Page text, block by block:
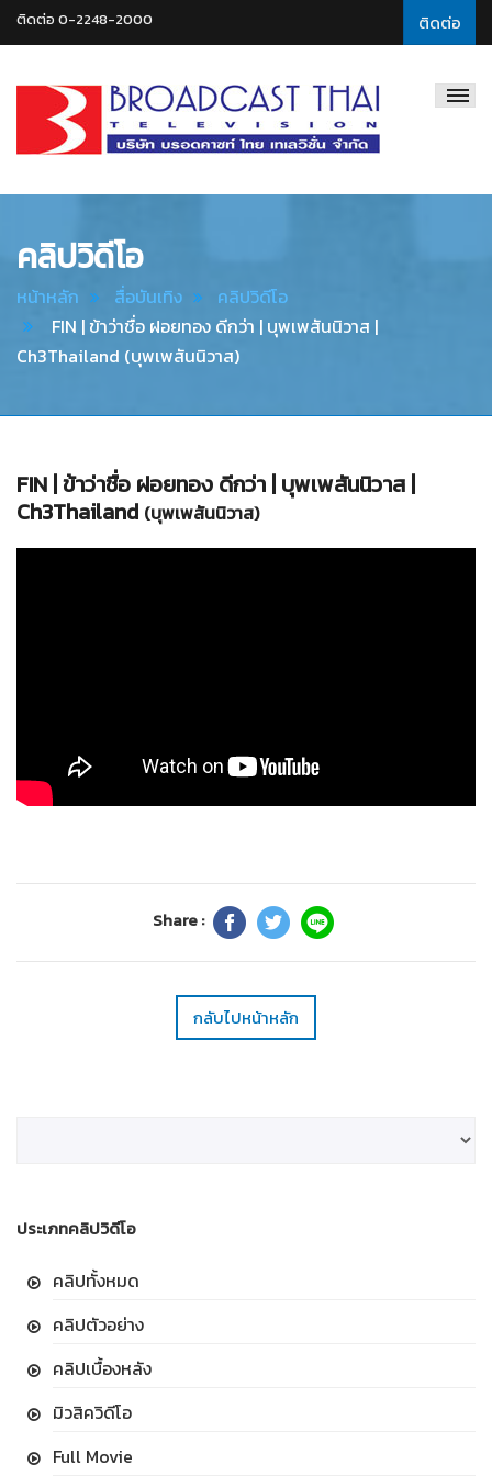
ติดต่อ
ติดต่อ 0-2248-2000
Thai
คลิปวิดีโอ
หน้าหลัก สื่อบันเทิง
คลิปวิดีโอ
FIN | ข้าว่าชื่อ ฝอยทอง ดีกว่า | บุพเพสันนิวาส |
Ch3Thailand (บุพเพสันนิวาส)
FIN | ข้าว่าชื่อ ฝอยทอง ดีกว่า | บุพเพสันนิวาส |
Ch3Thailand (บุพเพสันนิวาส)
Share :
กลับไปหน้าหลัก
ประเภทคลิปวิดีโอ
คลิปทั้งหมด
คลิปตัวอย่าง
คลิปเบื้องหลัง
มิวสิควิดีโอ
Full Movie